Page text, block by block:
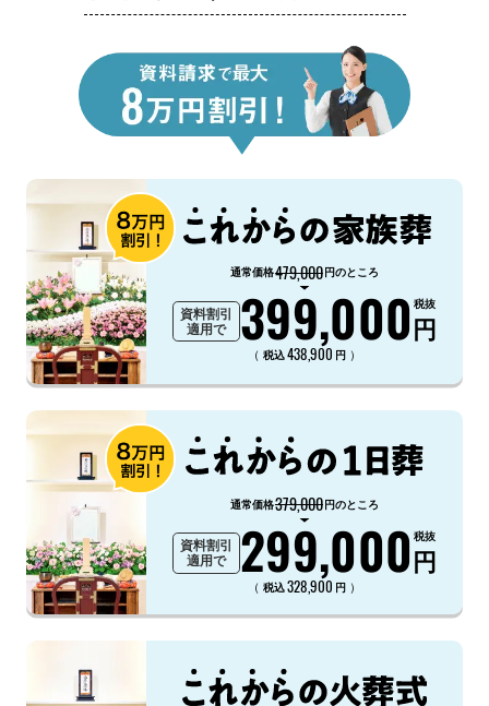
通常価格479,000円のところ
資料割引
適用で
399,000円
税抜
（ 税込438,900 円 ）
通常価格379,000円のところ
資料割引
適用で
299,000円
税抜
（ 税込328,900 円 ）